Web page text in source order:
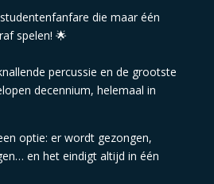
die maar één
spelen! 🌟
percussie en de grootste
decennium, helemaal in
optie: er wordt gezongen,
en het eindigt altijd in één